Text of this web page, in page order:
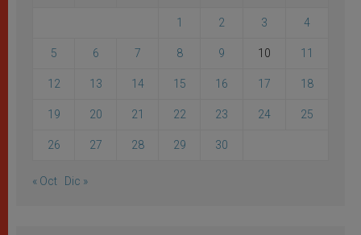
1 2 3 4
5 6 7 8 9 10 11
12 13 14 15 16 17 18
19 20 21 22 23 24 25
26 27 28 29 30
« Oct Dic »